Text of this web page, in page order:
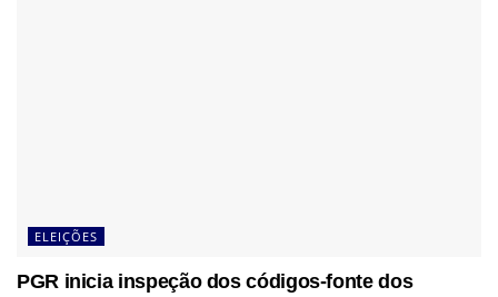
ELEIÇÕES
PGR inicia inspeção dos códigos-fonte dos